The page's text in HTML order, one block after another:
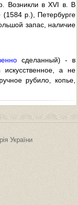
Возникли в XVI в. В
p.), Петербурге
запас, наличие
сделанный) - в
а не
рубило, копье,
України